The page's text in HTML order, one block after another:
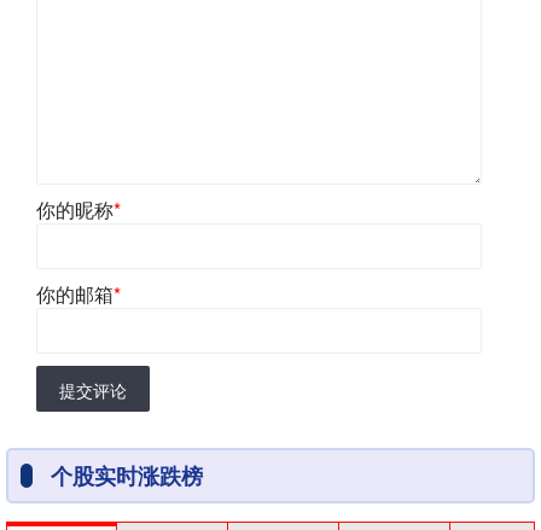
你的昵称*
你的邮箱*
提交评论
个股实时涨跌榜